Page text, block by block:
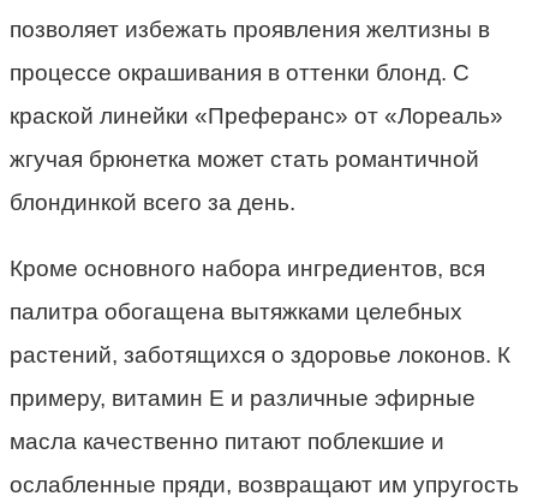
позволяет избежать проявления желтизны в
процессе окрашивания в оттенки блонд. С
краской линейки «Преферанс» от «Лореаль»
жгучая брюнетка может стать романтичной
блондинкой всего за день.
Кроме основного набора ингредиентов, вся
палитра обогащена вытяжками целебных
растений, заботящихся о здоровье локонов. К
примеру, витамин Е и различные эфирные
масла качественно питают поблекшие и
ослабленные пряди, возвращают им упругость